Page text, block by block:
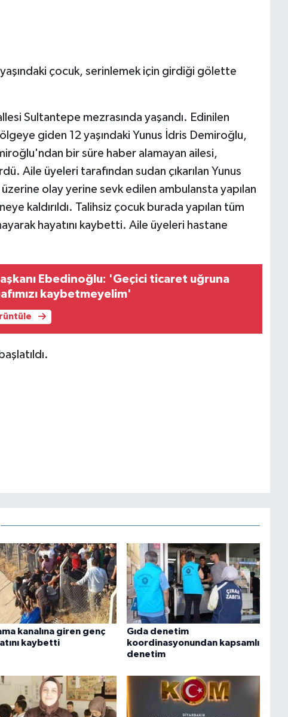
yaşındaki çocuk, serinlemek için girdiği gölette
Sultantepe mezrasında yaşandı. Edinilen
giden 12 yaşındaki Yunus İdris Demiroğlu,
bir süre haber alamayan ailesi,
Aile üyeleri tarafından sudan çıkarılan Yunus
olay yerine sevk edilen ambulansta yapılan
kaldırıldı. Talihsiz çocuk burada yapılan tüm
hayatını kaybetti. Aile üyeleri hastane
Ebedinoğlu: 'Geçici ticaret uğruna
kaybetmeyelim'
kanalına giren genç
kaybetti
Gıda denetim
koordinasyonundan kapsamlı
denetim